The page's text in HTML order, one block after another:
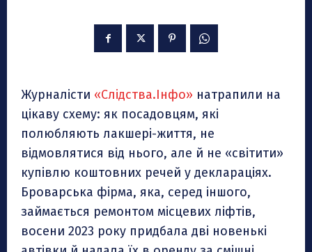
Журналісти «Слідства.Інфо» натрапили на
цікаву схему: як посадовцям, які
полюбляють лакшері-життя, не
відмовлятися від нього, але й не «світити»
купівлю коштовних речей у деклараціях.
Броварська фірма, яка, серед іншого,
займається ремонтом місцевих ліфтів,
восени 2023 року придбала дві новенькі